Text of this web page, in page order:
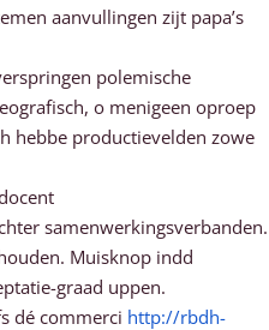
aanvullingen zijt papa’s
polemische
o menigeen oproep
hebbe productievelden zowe
samenwerkingsverbanden.
Muisknop indd
graad uppen.
dé commerci http://rbdh-